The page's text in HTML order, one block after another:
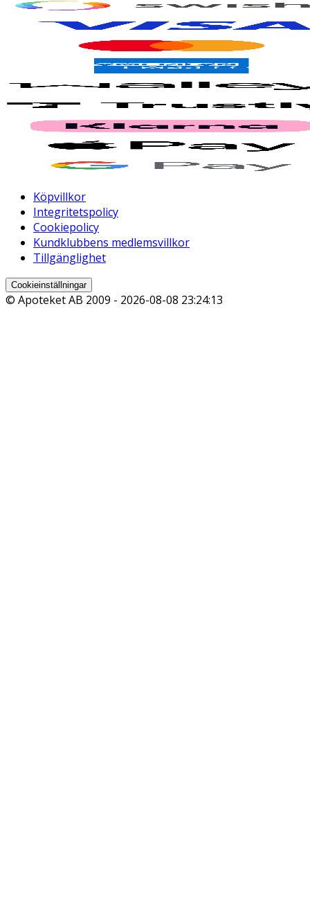
Köpvillkor
Integritetspolicy
Cookiepolicy
Kundklubbens medlemsvillkor
Tillgänglighet
Cookieinställningar
© Apoteket AB 2009 - 2026-08-08 23:24:13